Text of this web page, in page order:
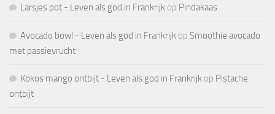
Larsjes pot - Leven als god in Frankrijk op Pindakaas
Avocado bowl - Leven als god in Frankrijk op Smoothie avocado
met passievrucht
Kokos mango ontbijt - Leven als god in Frankrijk op Pistache
ontbijt